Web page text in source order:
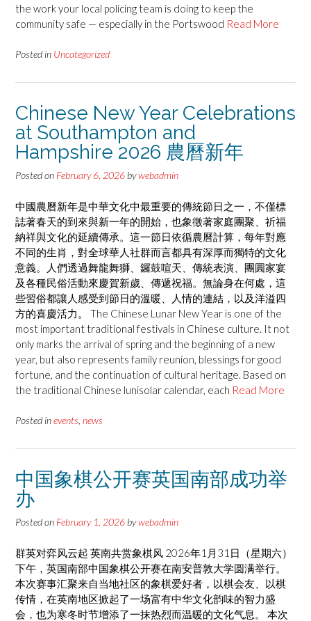
the work your local policing team is doing to keep the
community safe — especially in the Portswood Read More
Posted in Uncategorized
Chinese New Year Celebrations
at Southampton and
Hampshire 2026 農曆新年
Posted on February 6, 2026 bywebadmin
中國農曆新年是中華文化中最重要的傳統節日之一，不僅標
誌著春天的到來與新一年的開始，也象徵著家庭團聚、祈福
納祥與文化的延續傳承。這一節日依循農曆計算，每年對應
不同的生肖，對全球華人社群而言都具有深厚而獨特的文化
意義。人們透過舞龍舞獅、鑼鼓喧天、傳統表演、團圓家宴
及各種民俗活動來慶賀新歲、傳遞祝福。無論身在何處，這
些習俗都讓人感受到節日的溫暖、人情的連結，以及洋溢四
方的喜慶活力。 The Chinese Lunar New Year is one of the
most important traditional festivals in Chinese culture. It not
only marks the arrival of spring and the beginning of a new
year, but also represents family reunion, blessings for good
fortune, and the continuation of cultural heritage. Based on
the traditional Chinese lunisolar calendar, each Read More
Posted inevents news
中国象棋公开赛英国南部成功举
办
Posted on February 1, 2026 bywebadmin
群英对弈风云起 英南共赏象棋风 2026年1月31日（星期六）
下午，英国南部中国象棋公开赛在南安普敦大学圆满举行。
本次赛事汇聚来自当地社区的象棋爱好者，以棋会友、以棋
传情，在英南地区掀起了一场富有中华文化韵味的智力盛
会，也为寒冬时节增添了一抹热烈而温暖的文化气息。 本次